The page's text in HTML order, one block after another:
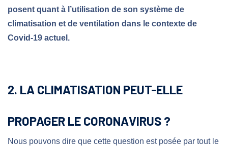
posent quant à l’utilisation de son système de
climatisation et de ventilation dans le contexte de
Covid-19 actuel.
2. LA CLIMATISATION PEUT-ELLE
PROPAGER LE CORONAVIRUS ?
Nous pouvons dire que cette question est posée par tout le